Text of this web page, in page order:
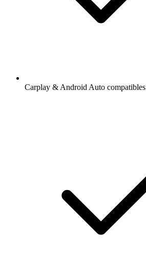
Carplay & Android Auto compatibles